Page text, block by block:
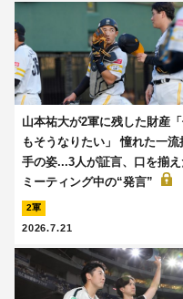
山本祐大が2軍に残した財産
もそうなりたい」 憧れた一流
手の姿...3人が証言、口を揃え
ミーティング中の“発言”
2軍
2026.7.21